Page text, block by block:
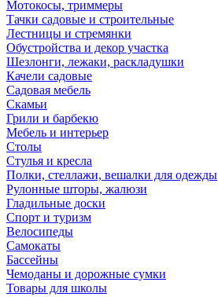
Мотокосы, триммеры
Тачки садовые и строительные
Лестницы и стремянки
Обустройства и декор участка
Шезлонги, лежаки, раскладушки
Качели садовые
Садовая мебель
Скамьи
Грили и барбекю
Мебель и интерьер
Столы
Стулья и кресла
Полки, стеллажи, вешалки для одежды
Рулонные шторы, жалюзи
Гладильные доски
Спорт и туризм
Велосипеды
Самокаты
Бассейны
Чемоданы и дорожные сумки
Товары для школы